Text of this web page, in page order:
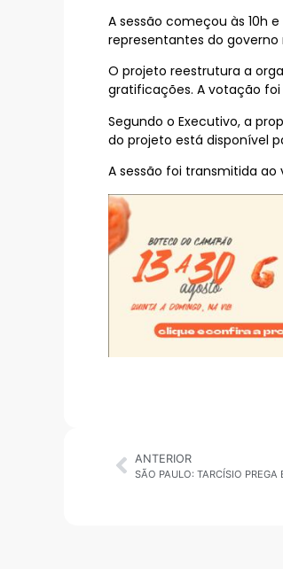
A sessão começou às 10h
representantes do
O projeto reestrutura a
gratificações. A votação
Segundo o Executivo, a
do projeto está disponível
A sessão foi transmitida ao
ANTERIOR
SÃO PAULO: TARCÍSIO